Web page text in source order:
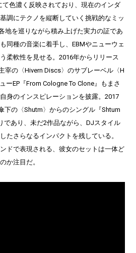
て色濃く反映されており、現在のインダ
調にテクノを縦断してい く挑戦的なミッ
地を巡りながら積み上げた実力の証であ
同種の音楽に着手し、EBMやニューウェ
柔軟性を見せる。2016年からリリース
宰の〈Hivern Discs〉のサブレーベル〈H
ーEP『From Cologne To Clone』もまさ
自身のインスピレーションを披露。2017
下の〈Shutm〉からのシングル『Shtum
であり、未だ2作品ながら
、DJスタイル
たさらなるインパクトを残している。
ドで表現される、彼女のセットは一体ど
か注目だ。